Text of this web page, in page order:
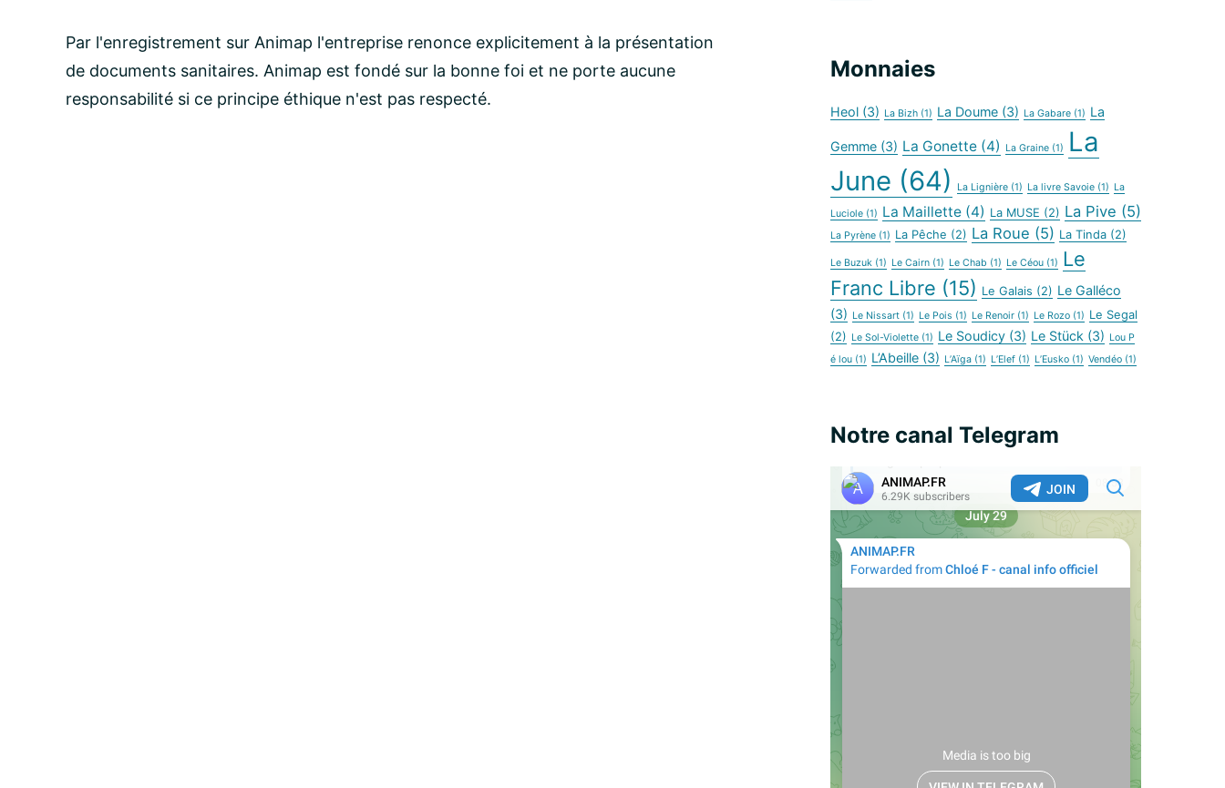
Par l'enregistrement sur Animap l'entreprise renonce explicitement à la présentation
de documents sanitaires. Animap est fondé sur la bonne foi et ne porte aucune
responsabilité si ce principe éthique n'est pas respecté.
Monnaies
Heol (3) La Bizh (1) La Doume (3) La Gabare (1) La
Gemme (3) La Gonette (4) La Graine (1)
La
June (64) La Lignière (1) La livre Savoie (1) La
Luciole (1) La Maillette (4) La MUSE (2) La Pive (5)
La Pyrène (1) La Pêche (2) La Roue (5) La Tinda (2)
Le Buzuk (1) Le Cairn (1) Le Chab (1) Le Céou (1)
Le
Franc Libre (15) Le Galais (2) Le Galléco
(3) Le Nissart (1) Le Pois (1) Le Renoir (1) Le Rozo (1) Le Segal
(2) Le Sol-Violette (1) Le Soudicy (3) Le Stück (3) Lou P
é lou (1) L’Abeille (3) L’Aïga (1) L’Elef (1) L’Eusko (1) Vendéo (1)
Notre canal Telegram